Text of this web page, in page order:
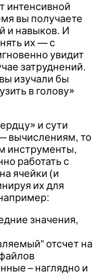
интенсивной
вы получаете
и навыков. И
их — с
увидит
затруднений.
изучали бы
в голову»
и сути
вычислениям, то
инструменты,
работать с
ячейки (и
их для
значения,
отсчет на
– наглядно и